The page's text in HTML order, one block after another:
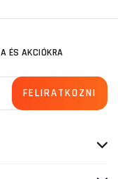
ÉS AKCIÓKRA